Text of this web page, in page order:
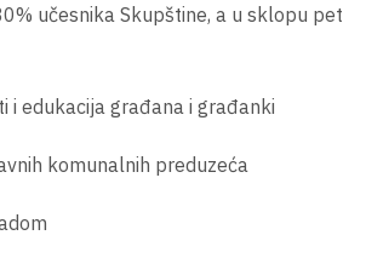
učesnika Skupštine, a u sklopu pet
i edukacija građana i građanki
komunalnih preduzeća